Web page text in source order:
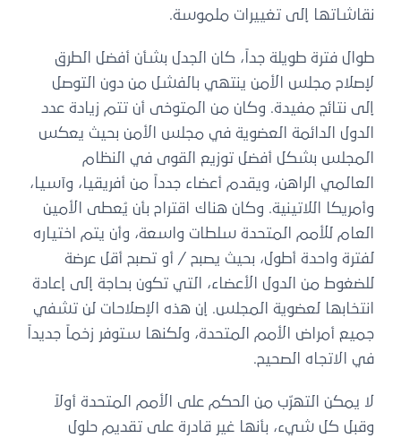
نقاشاتها إلى تغييرات ملموسة.
طوال فترة طويلة جداً، كان الجدل بشأن أفضل الطرق
لإصلاح مجلس الأمن ينتهي بالفشل من دون التوصل
إلى نتائج مفيدة. وكان من المتوخى أن تتم زيادة عدد
الدول الدائمة العضوية في مجلس الأمن بحيث يعكس
المجلس بشكل أفضل توزيع القوى في النظام
العالمي الراهن، ويقدم أعضاء جدداً من أفريقيا، وآسيا،
وأمريكا اللاتينية. وكان هناك اقتراح بأن يُعطى الأمين
العام للأمم المتحدة سلطات واسعة، وأن يتم اختياره
لفترة واحدة أطول، بحيث يصبح / أو تصبح أقل عرضة
للضغوط من الدول الأعضاء، التي تكون بحاجة إلى إعادة
انتخابها لعضوية المجلس. إن هذه الإصلاحات لن تشفي
جميع أمراض الأمم المتحدة، ولكنها ستوفر زخماً جديداً
في الاتجاه الصحيح.
لا يمكن التهرّب من الحكم على الأمم المتحدة أولاً
وقبل كل شيء، بأنها غير قادرة على تقديم حلول